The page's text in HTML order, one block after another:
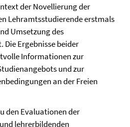
der Novellierung der
Lehramtsstudierende erstmals
Umsetzung des
Die Ergebnisse beider
Informationen zur
und zur
an der Freien
den Evaluationen der
lehrerbildenden